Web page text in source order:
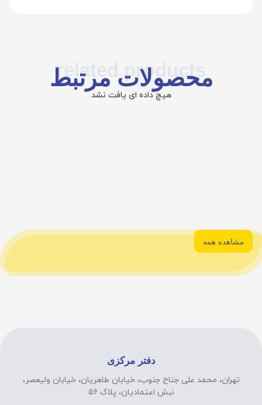
related products
محصولات مرتبط
هیچ داده ای یافت نشد
مشاهده همه
دفتر مرکزی
تهران، محمد علی جناح جنوب، خیابان طاهریان، خیابان ولیعصر،
نبش اعتمادیان، پلاک 56